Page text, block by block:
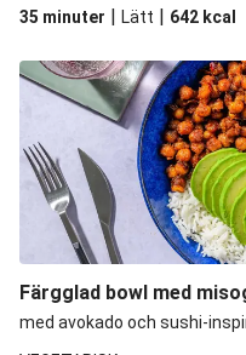
35 minuter | Lätt | 642 kcal
Färgglad bowl med
med avokado och sushi-